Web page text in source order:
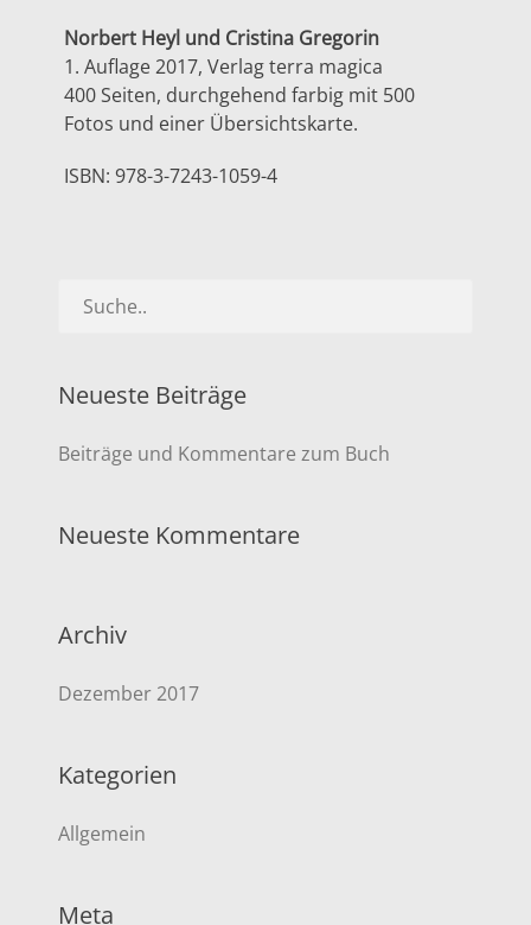
Norbert Heyl und Cristina Gregorin
1. Auflage 2017, Verlag terra magica
400 Seiten, durchgehend farbig mit 500
Fotos und einer Übersichtskarte.
ISBN: 978-3-7243-1059-4
Neueste Beiträge
Beiträge und Kommentare zum Buch
Neueste Kommentare
Archiv
Dezember 2017
Kategorien
Allgemein
Meta